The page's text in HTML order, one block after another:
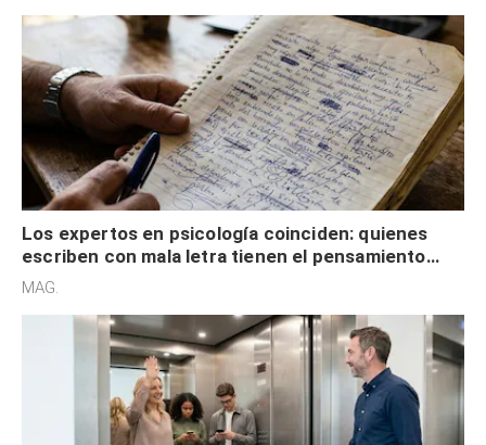
Los expertos en psicología coinciden: quienes
escriben con mala letra tienen el pensamiento
acelerado y no lo hacen por desinterés
MAG.